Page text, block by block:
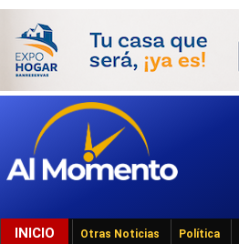
INICIO Otras Noticias Política